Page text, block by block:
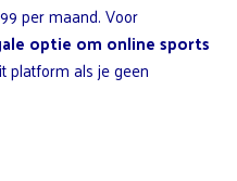
per maand. Voor
optie om online sports
platform als je geen